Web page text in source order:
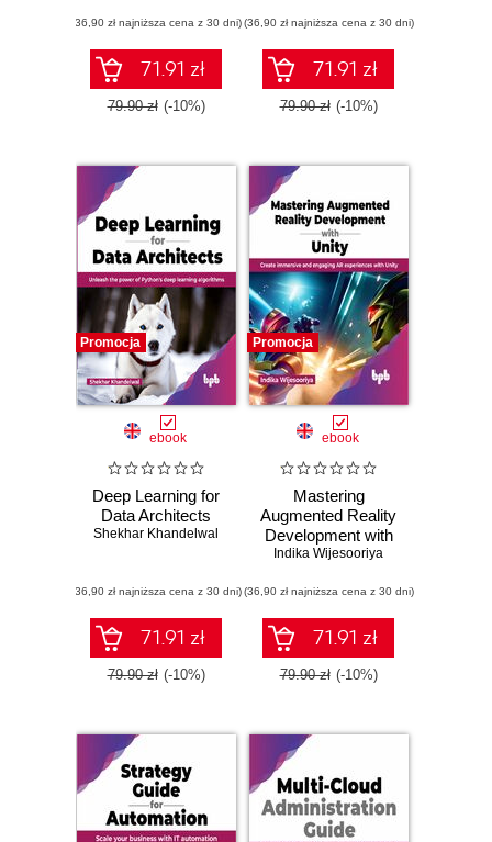
(36,90 zł najniższa cena z 30 dni)
71.91 zł
79.90 zł (-10%)
(36,90 zł najniższa cena z 30 dni)
71.91 zł
79.90 zł (-10%)
Promocja
ebook
Deep Learning for
Data Architects
Shekhar Khandelwal
(36,90 zł najniższa cena z 30 dni)
71.91 zł
79.90 zł (-10%)
Promocja
ebook
Mastering
Augmented Reality
Development with
Unity
Indika Wijesooriya
(36,90 zł najniższa cena z 30 dni)
71.91 zł
79.90 zł (-10%)